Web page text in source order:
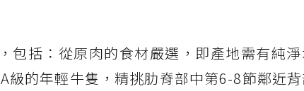
包括：從原肉的食材嚴選，即產地需有純
級的年輕牛隻，精挑肋脊部中第6-8節鄰近